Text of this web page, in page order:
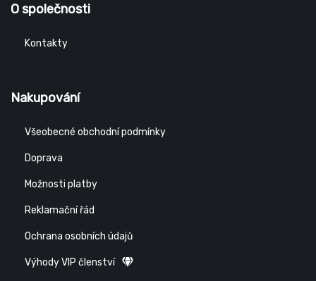
O společnosti
Kontakty
Nakupování
Všeobecné obchodní podmínky
Doprava
Možnosti platby
Reklamační řád
Ochrana osobních údajů
Výhody VIP členství